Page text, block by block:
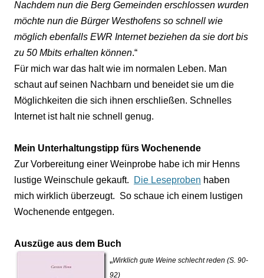
Nachdem nun die Berg Gemeinden erschlossen wurden
möchte nun die Bürger Westhofens so schnell wie
möglich ebenfalls EWR Internet beziehen da sie dort bis
zu 50 Mbits erhalten können.“
Für mich war das halt wie im normalen Leben. Man
schaut auf seinen Nachbarn und beneidet sie um die
Möglichkeiten die sich ihnen erschließen. Schnelles
Internet ist halt nie schnell genug.
Mein Unterhaltungstipp fürs Wochenende
Zur Vorbereitung einer Weinprobe habe ich mir Henns
lustige Weinschule gekauft.
Die Leseproben haben
mich wirklich überzeugt. So schaue ich einem lustigen
Wochenende entgegen.
Auszüge aus dem Buch
„Wirklich gute Weine schlecht reden (S. 90-
92)